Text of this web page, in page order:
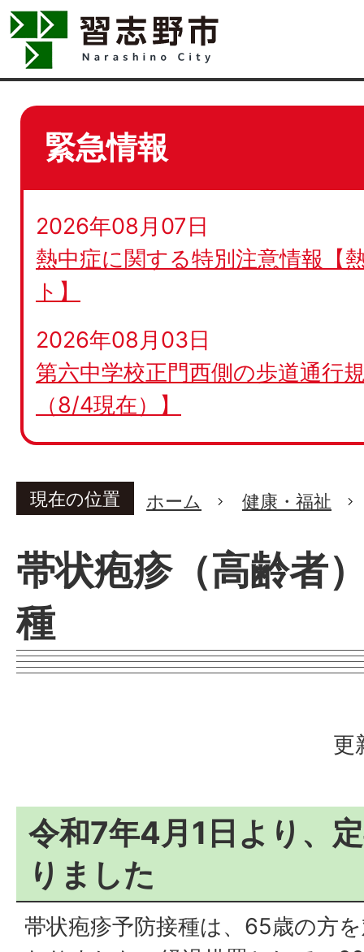
緊急情報
2026年08月07日
熱中症に関する特別注意情報【
ト】
2026年08月03日
第六中学校正門西側の歩道通行
（8/4現在）】
現在の位置 ホーム 健康・福祉
帯状疱疹（高齢者
種
更
令和7年4月1日より、
りました
帯状疱疹予防接種は、65歳の方